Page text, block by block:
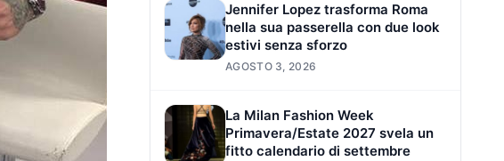
Jennifer Lopez trasforma Roma
nella sua passerella con due look
estivi senza sforzo
AGOSTO 3, 2026
La Milan Fashion Week
Primavera/Estate 2027 svela un
fitto calendario di settembre